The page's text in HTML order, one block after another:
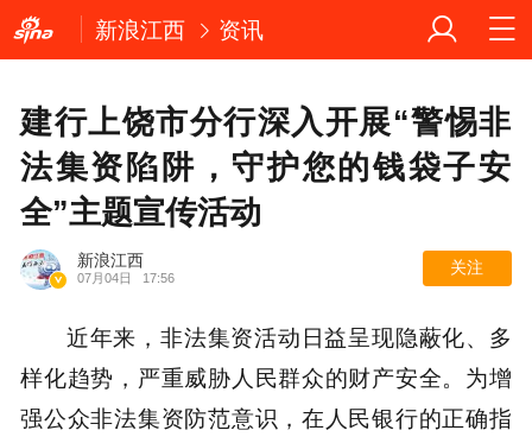
新浪江西 资讯
建行上饶市分行深入开展“警惕非
法集资陷阱，守护您的钱袋子安
全”主题宣传活动
新浪江西
07月04日 17:56
关注
近年来，非法集资活动日益呈现隐蔽化、多
样化趋势，严重威胁人民群众的财产安全。为增
强公众非法集资防范意识，在人民银行的正确指